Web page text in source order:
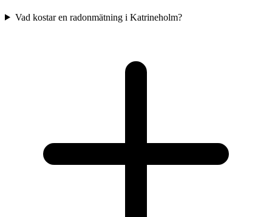
Vad kostar en radonmätning i Katrineholm?